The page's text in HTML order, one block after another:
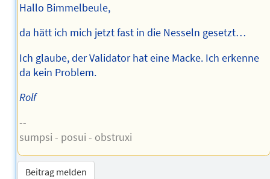
Hallo Bimmelbeule,
da hätt ich mich jetzt fast in die Nesseln gesetzt…
Ich glaube, der Validator hat eine Macke. Ich erkenne
da kein Problem.
Rolf
--
sumpsi - posui - obstruxi
Beitrag melden